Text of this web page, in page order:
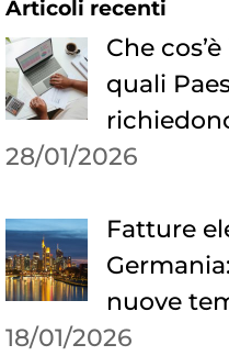
Articoli recenti
Che
quali
28/01/2026
Fatture
nuove
18/01/2026